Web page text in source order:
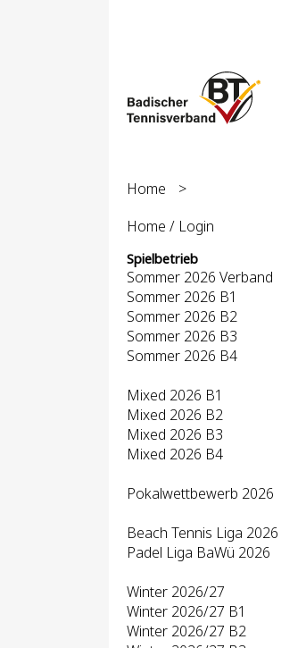
Home
>
Home / Login
Spielbetrieb
Sommer 2026 Verband
Sommer 2026 B1
Sommer 2026 B2
Sommer 2026 B3
Sommer 2026 B4
Mixed 2026 B1
Mixed 2026 B2
Mixed 2026 B3
Mixed 2026 B4
Pokalwettbewerb 2026
Beach Tennis Liga 2026
Padel Liga BaWü 2026
Winter 2026/27
Winter 2026/27 B1
Winter 2026/27 B2